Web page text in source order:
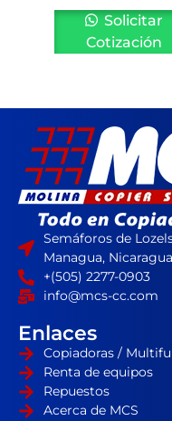
Solicitar
Cotización
Semáforos de
Managua,
+(505) 2277-0903
info@mcs-cc.com
Enlaces
Copiadoras /
Renta de equipos
Repuestos
Acerca de MCS